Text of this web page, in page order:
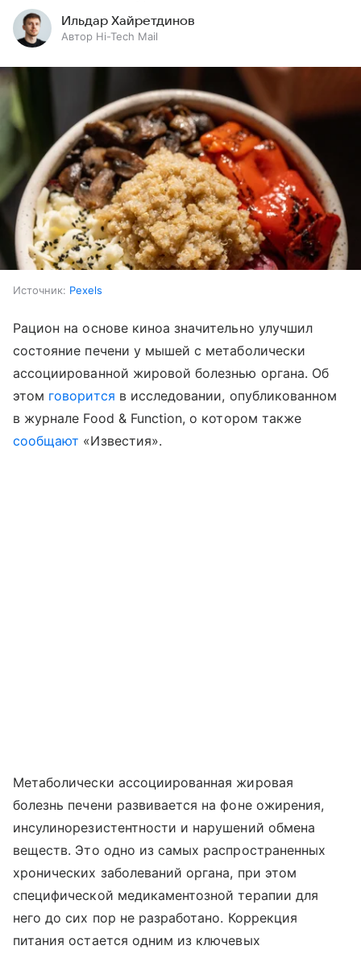
Ильдар Хайретдинов
Автор Hi-Tech Mail
Источник: Pexels
Рацион на основе киноа значительно улучшил
состояние печени у мышей с метаболически
ассоциированной жировой болезнью органа. Об
этом говорится в исследовании, опубликованном
в журнале Food & Function, о котором также
сообщают «Известия».
Метаболически ассоциированная жировая
болезнь печени развивается на фоне ожирения,
инсулинорезистентности и нарушений обмена
веществ. Это одно из самых распространенных
хронических заболеваний органа, при этом
специфической медикаментозной терапии для
него до сих пор не разработано. Коррекция
питания остается одним из ключевых